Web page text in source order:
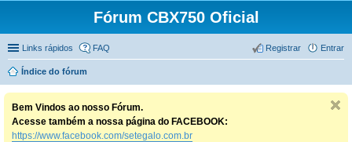
Fórum CBX750 Oficial
Links rápidos FAQ Entrar
Registrar
Índice do fórum
Bem Vindos ao nosso Fórum.
Acesse também a nossa página do FACEBOOK:
https://www.facebook.com/setegalo.com.br